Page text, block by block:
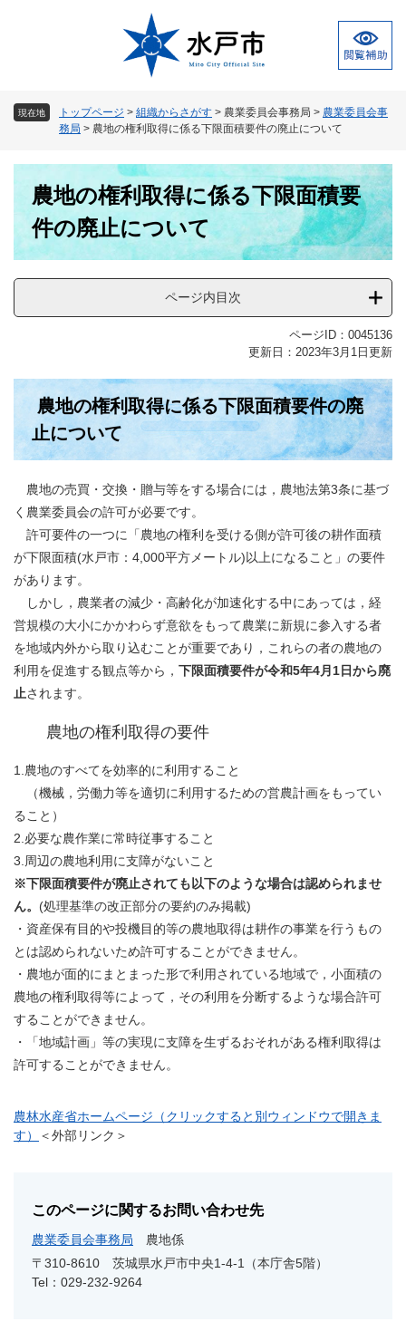
現在地 トップページ > 組織からさがす > 農業委員会事務局 > 農業委員会事
務局 > 農地の権利取得に係る下限面積要件の廃止について
農地の権利取得に係る下限面積要
件の廃止について
ページ内目次
ページID：0045136
更新日：2023年3月1日更新
農地の権利取得に係る下限面積要件の廃
止について
農地の売買・交換・贈与等をする場合には，農地法第3条に基づ
く農業委員会の許可が必要です。
許可要件の一つに「農地の権利を受ける側が許可後の耕作面積
が下限面積(水戸市：4,000平方メートル)以上になること」の要件
があります。
しかし，農業者の減少・高齢化が加速化する中にあっては，経
営規模の大小にかかわらず意欲をもって農業に新規に参入する者
を地域内外から取り込むことが重要であり，これらの者の農地の
利用を促進する観点等から， 下限面積要件が令和5年4月1日から廃
止されます。
農地の権利取得の要件
1.農地のすべてを効率的に利用すること
（機械，労働力等を適切に利用するための営農計画をもってい
ること）
2.必要な農作業に常時従事すること
3.周辺の農地利用に支障がないこと
※下限面積要件が廃止されても以下のような場合は認められませ
ん。 (処理基準の改正部分の要約のみ掲載)
・資産保有目的や投機目的等の農地取得は耕作の事業を行うもの
とは認められないため許可することができません。
・農地が面的にまとまった形で利用されている地域で，小面積の
農地の権利取得等によって，その利用を分断するような場合許可
することができません。
・「地域計画」等の実現に支障を生ずるおそれがある権利取得は
許可することができません。
農林水産省ホームページ（クリックすると別ウィンドウで開きま
す）
＜外部リンク＞
このページに関するお問い合わせ先
農業委員会事務局
農地係
〒310-8610
茨城県水戸市中央1-4-1（本庁舎5階）
Tel：029-232-9264